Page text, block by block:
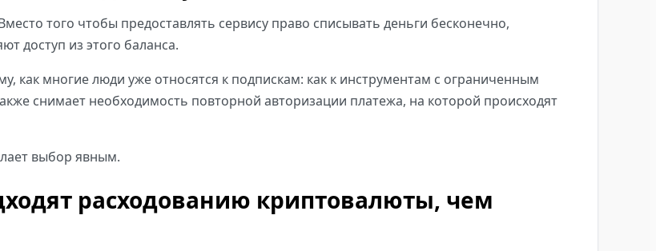
того чтобы предоставлять сервису право списывать деньги бесконечно,
доступ из этого баланса.
как многие люди уже относятся к подпискам: как к инструментам с ограниченным
снимает необходимость повторной авторизации платежа, на которой происходят
выбор явным.
расходованию криптовалюты, чем